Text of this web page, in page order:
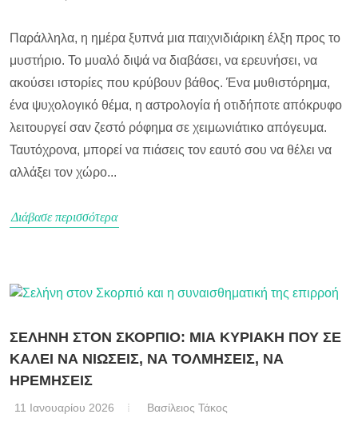
Παράλληλα, η ημέρα ξυπνά μια παιχνιδιάρικη έλξη προς το
μυστήριο. Το μυαλό διψά να διαβάσει, να ερευνήσει, να
ακούσει ιστορίες που κρύβουν βάθος. Ένα μυθιστόρημα,
ένα ψυχολογικό θέμα, η αστρολογία ή οτιδήποτε απόκρυφο
λειτουργεί σαν ζεστό ρόφημα σε χειμωνιάτικο απόγευμα.
Ταυτόχρονα, μπορεί να πιάσεις τον εαυτό σου να θέλει να
αλλάξει τον χώρο...
Διάβασε περισσότερα
ΣΕΛΗΝΗ ΣΤΟΝ ΣΚΟΡΠΙΟ: ΜΙΑ ΚΥΡΙΑΚΗ ΠΟΥ ΣΕ
ΚΑΛΕΙ ΝΑ ΝΙΩΣΕΙΣ, ΝΑ ΤΟΛΜΗΣΕΙΣ, ΝΑ
ΗΡΕΜΗΣΕΙΣ
11 Ιανουαρίου 2026 Βασίλειος Τάκος